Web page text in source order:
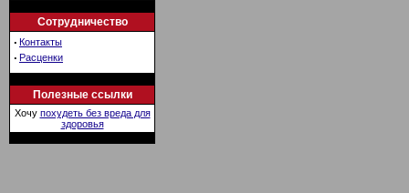
Сотрудничество
· Контакты
· Расценки
Полезные ссылки
Хочу похудеть без вреда для
здоровья